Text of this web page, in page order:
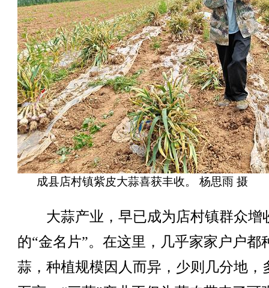
成县店村镇紫皮大蒜喜获丰收。 杨思雨 摄
大蒜产业，早已成为店村镇群众增
的“金名片”。在这里，几乎家家户户都
蒜，种植规模因人而异，少则几分地，